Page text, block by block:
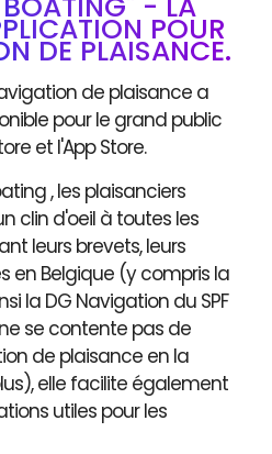
POUR
DE PLAISANCE.
de plaisance a
pour le grand public
et l'App Store.
, les plaisanciers
clin d'oeil à toutes les
leurs brevets, leurs
en Belgique (y compris la
la DG Navigation du SPF
se contente pas de
de plaisance en la
elle facilite également
utiles pour les